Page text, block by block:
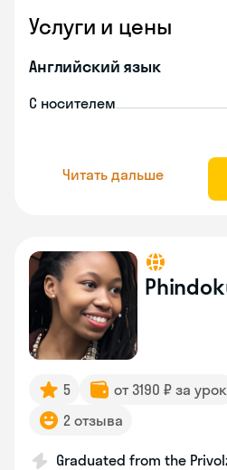
Услуги и цены
Английский язык
С носителем
Читать дальше
5 от 3190 ₽ за урок
2 отзыва
Graduated from the